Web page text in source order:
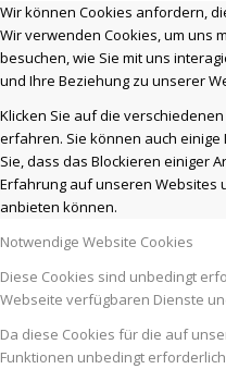
Wir können Cookies anfordern,
Wir verwenden Cookies, um uns
besuchen, wie Sie mit uns
und Ihre Beziehung zu unserer
Klicken Sie auf die
erfahren. Sie können auch
Sie, dass das Blockieren einiger
Erfahrung auf unseren Websites
anbieten können.
Notwendige Website Cookies
Diese Cookies sind unbedingt
Webseite verfügbaren Dienste
Da diese Cookies für die auf
Funktionen unbedingt